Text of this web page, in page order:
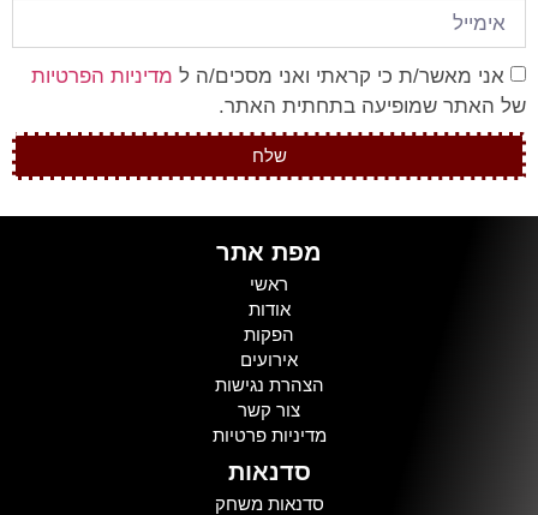
אני מאשר/ת כי קראתי ואני מסכים/ה ל מדיניות הפרטיות
של האתר שמופיעה בתחתית האתר.
שלח
מפת אתר
ראשי
אודות
הפקות
אירועים
הצהרת נגישות
צור קשר
מדיניות פרטיות
סדנאות
סדנאות משחק